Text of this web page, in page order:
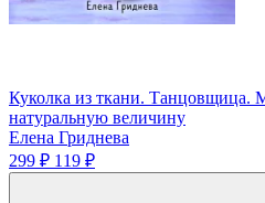
Куколка из ткани. Танцовщица.
натуральную величину
Елена Гриднева
299 ₽ 119 ₽